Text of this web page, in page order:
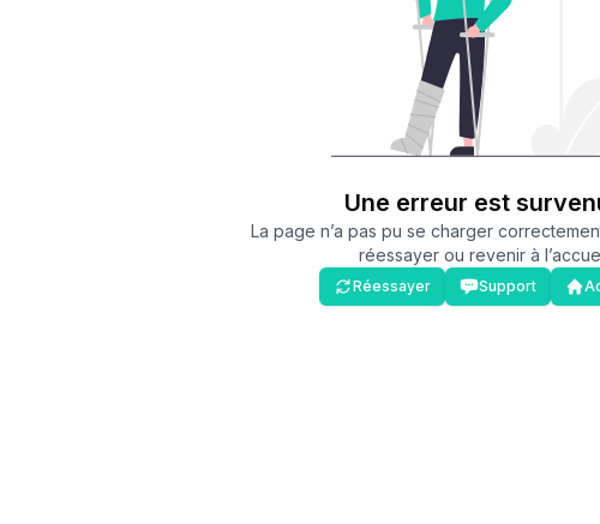
Une erreur est
La page n’a pas pu se charger
réessayer ou revenir à
Réessayer Support